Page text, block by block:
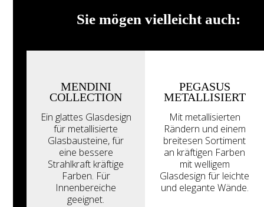
Sie mögen vielleicht auch:
MENDINI
COLLECTION
Ein glattes Glasdesign
für metallisierte
Glasbausteine, für
eine bessere
Strahlkraft kräftige
Farben. Für
Innenbereiche
geeignet.
PEGASUS
METALLISIERT
Mit metallisierten
Rändern und einem
breitesen Sortiment
an kräftigen Farben
mit welligem
Glasdesign für leichte
und elegante Wände.